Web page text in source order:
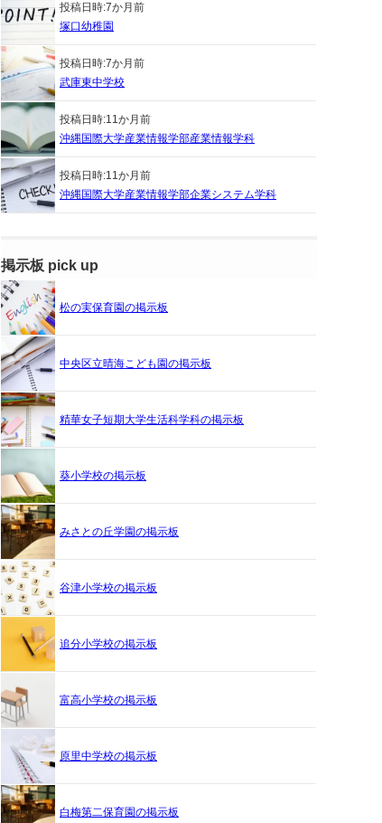
投稿日時:7か月前
塚口幼稚園
投稿日時:7か月前
武庫東中学校
投稿日時:11か月前
沖縄国際大学産業情報学部産業情報学科
投稿日時:11か月前
沖縄国際大学産業情報学部企業システム学科
掲示板 pick up
松の実保育園の掲示板
中央区立晴海こども園の掲示板
精華女子短期大学生活科学科の掲示板
葵小学校の掲示板
みさとの丘学園の掲示板
谷津小学校の掲示板
追分小学校の掲示板
富高小学校の掲示板
原里中学校の掲示板
白梅第二保育園の掲示板